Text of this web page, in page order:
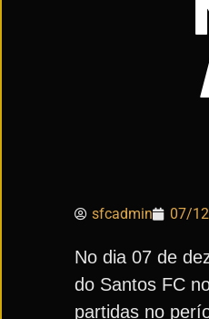
sfcadmin 07/
No dia 07 de
do Santos FC
partidas no